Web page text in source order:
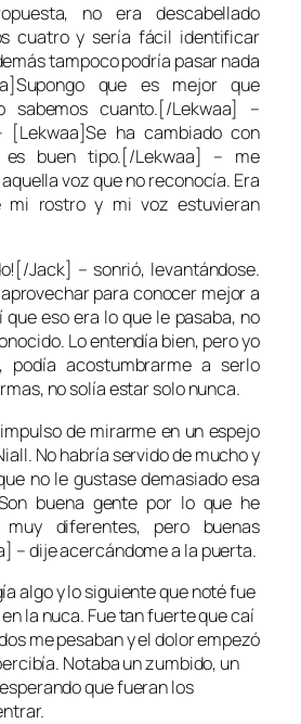
no era descabellado
cuatro y sería fácil identificar
tampoco podría pasar nada
que es mejor que
sabemos cuanto.[/Lekwaa] –
[Lekwaa]Se ha cambiado con
buen tipo.[/Lekwaa] – me
voz que no reconocía. Era
mi rostro y mi voz estuvieran
Jack] – sonrió, levantándose.
para conocer mejor a
eso era lo que le pasaba, no
Lo entendía bien, pero yo
podía acostumbrarme a serlo
no solía estar solo nunca.
de mirarme en un espejo
No habría servido de mucho y
no le gustase demasiado esa
buena gente por lo que he
diferentes, pero buenas
– dije acercándome a la puerta.
algo y lo siguiente que noté fue
la nuca. Fue tan fuerte que caí
me pesaban y el dolor empezó
Notaba un zumbido, un
que fueran los